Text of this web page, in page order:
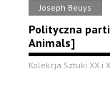
Joseph Beuys
Polityczna
Animals]
Kolekcja Sztuki XX i